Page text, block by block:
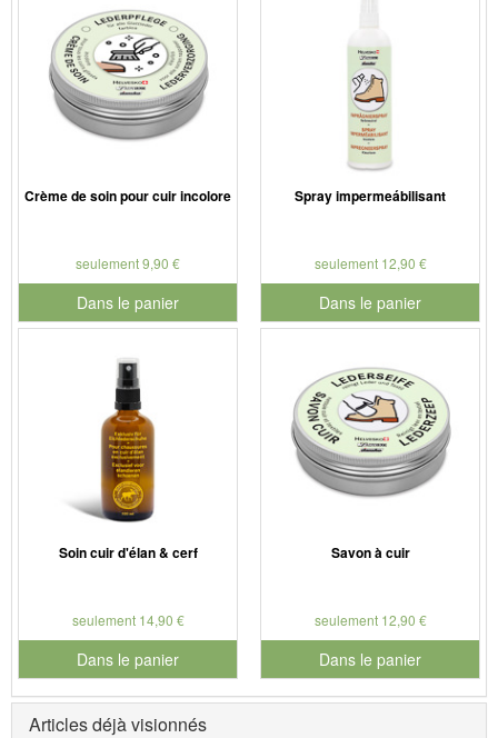
Crème de soin pour cuir incolore
seulement 9,90 €
Dans le panier
pour le numéro de produit 901186
Spray impermeábilisant
seulement 12,90 €
Dans le panier
pour le numéro de produit
Soin cuir d'élan & cerf
seulement 14,90 €
Dans le panier
pour le numéro de produit 901181
Savon à cuir
seulement 12,90 €
Dans le panier
pour le numéro de produit
Articles déjà visionnés